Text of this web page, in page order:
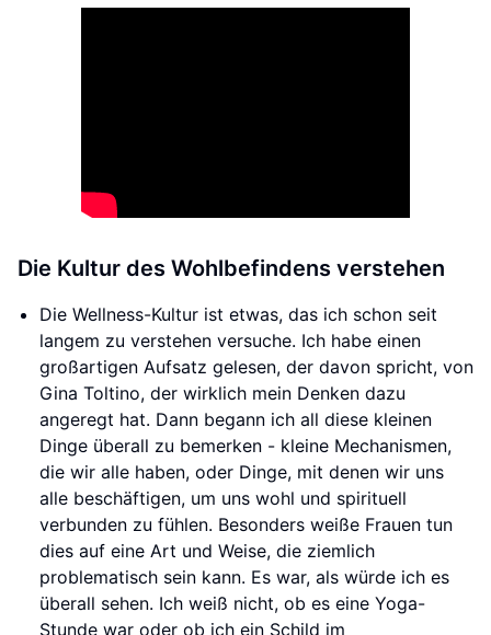
Die Kultur des Wohlbefindens verstehen
Die Wellness-Kultur ist etwas, das ich schon seit
langem zu verstehen versuche. Ich habe einen
großartigen Aufsatz gelesen, der davon spricht, von
Gina Toltino, der wirklich mein Denken dazu
angeregt hat. Dann begann ich all diese kleinen
Dinge überall zu bemerken - kleine Mechanismen,
die wir alle haben, oder Dinge, mit denen wir uns
alle beschäftigen, um uns wohl und spirituell
verbunden zu fühlen. Besonders weiße Frauen tun
dies auf eine Art und Weise, die ziemlich
problematisch sein kann. Es war, als würde ich es
überall sehen. Ich weiß nicht, ob es eine Yoga-
Stunde war oder ob ich ein Schild im